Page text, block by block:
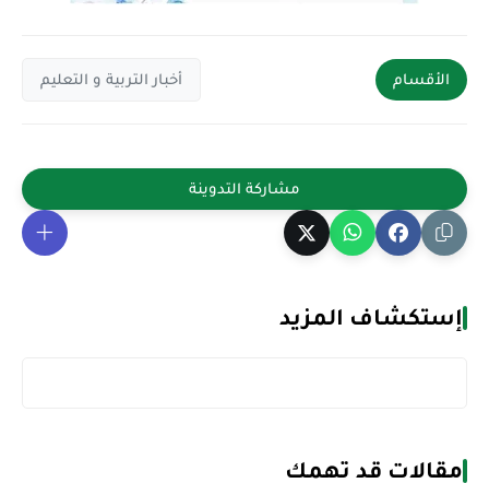
الأقسام أخبار التربية و التعليم
إستكشاف المزيد
مقالات قد تهمك